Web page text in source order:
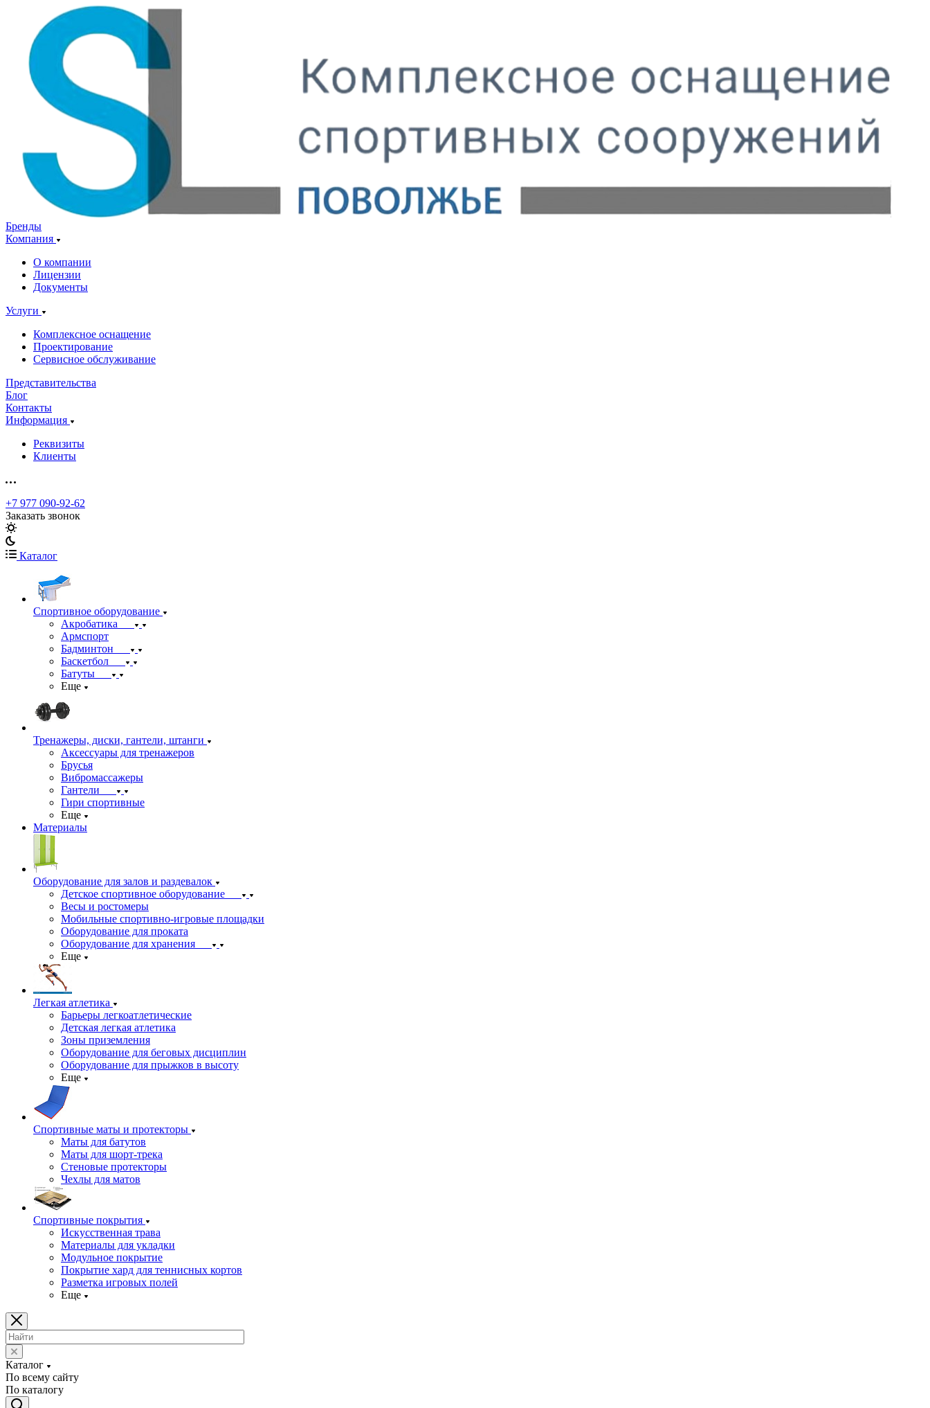
Бренды
Компания
О компании
Лицензии
Документы
Услуги
Комплексное оснащение
Проектирование
Сервисное обслуживание
Представительства
Блог
Контакты
Информация
Реквизиты
Клиенты
+7 977 090-92-62
Заказать звонок
Каталог
Спортивное оборудование
Акробатика
Армспорт
Бадминтон
Баскетбол
Батуты
Еще
Тренажеры, диски, гантели, штанги
Аксессуары для тренажеров
Брусья
Вибромассажеры
Гантели
Гири спортивные
Еще
Материалы
Оборудование для залов и раздевалок
Детское спортивное оборудование
Весы и ростомеры
Мобильные спортивно-игровые площадки
Оборудование для проката
Оборудование для хранения
Еще
Легкая атлетика
Барьеры легкоатлетические
Детская легкая атлетика
Зоны приземления
Оборудование для беговых дисциплин
Оборудование для прыжков в высоту
Еще
Спортивные маты и протекторы
Маты для батутов
Маты для шорт-трека
Стеновые протекторы
Чехлы для матов
Спортивные покрытия
Искусственная трава
Материалы для укладки
Модульное покрытие
Покрытие хард для теннисных кортов
Разметка игровых полей
Еще
Каталог
По всему сайту
По каталогу